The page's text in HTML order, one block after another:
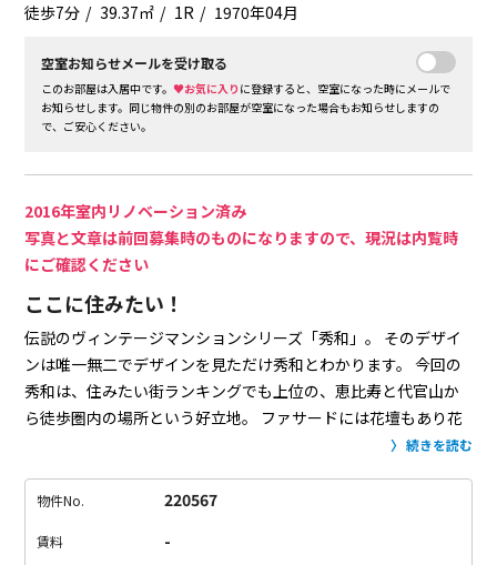
徒歩7分
39.37㎡ 1R 1970年04月
空室お知らせメールを受け取る
このお部屋は入居中です。♥お気に入り に登録すると、空室になった時にメールで
お知らせします。同じ物件の別のお部屋が空室になった場合もお知らせしますの
で、ご安心ください。
2016年室内リノベーション済み
写真と文章は前回募集時のものになりますので、現況は内覧時
にご確認ください
ここに住みたい！
伝説のヴィンテージマンションシリーズ「秀和」。
そのデザイ
ンは唯一無二でデザインを見ただけ秀和とわかります。 今回の
秀和は、住みたい街ランキングでも上位の、恵比寿と代官山か
ら徒歩圏内の場所という好立地。
ファサードには花壇もあり花
も綺麗で、日本ではなかなかない感覚をやっぱり秀和は大切に
が”秀和クオリティ”。お部屋の中は、また違う表情で素敵にリ
で、一部の壁はヘリンボーンでアクセント。
続きを読む
物件No. 220567
賃料 -